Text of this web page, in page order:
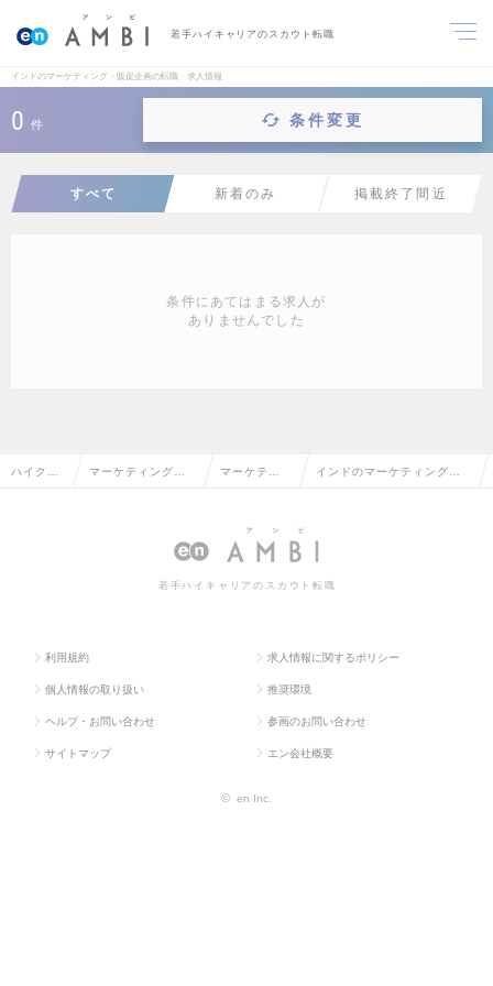
若手ハイキャリアのスカウト転職
インドのマーケティング・販促企画の転職・求人情報
0 件 条件変更
すべて 新着のみ 掲載終了間近
条件にあてはまる求人が
ありませんでした
ハイクラ マーケティング・ マーケティ
企画
インドのマーケティング・
一覧
若手ハイキャリアのスカウト転職
利用規約 求人情報に関するポリシー
個人情報の取り扱い 推奨環境
ヘルプ・お問い合わせ 参画のお問い合わせ
サイトマップ エン会社概要
© en Inc.